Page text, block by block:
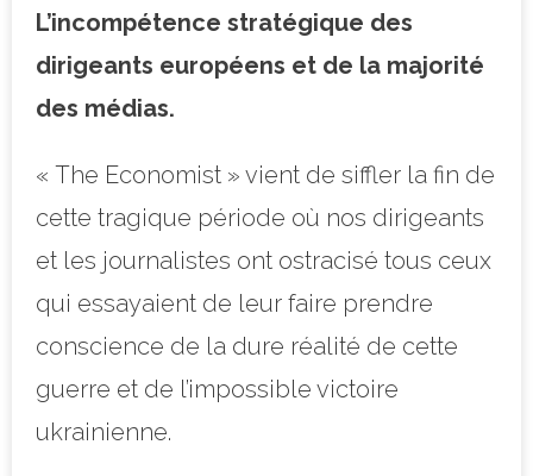
L’incompétence stratégique des
dirigeants européens et de la majorité
des médias.
« The Economist » vient de siffler la fin de
cette tragique période où nos dirigeants
et les journalistes ont ostracisé tous ceux
qui essayaient de leur faire prendre
conscience de la dure réalité de cette
guerre et de l’impossible victoire
ukrainienne.